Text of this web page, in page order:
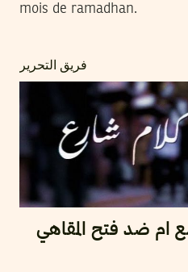
mois de ramadhan.
فريق التحرير
ام ضد فتح المقاهي